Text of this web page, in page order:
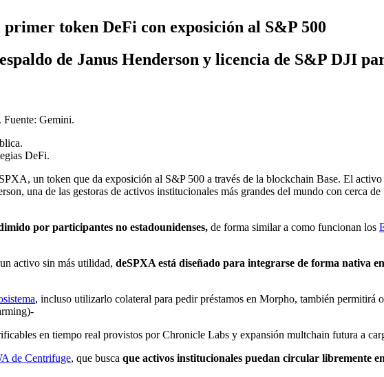
token DeFi con exposición al S&P 500
de Janus Henderson y licencia de S&P DJI
Fuente: Gemini.
DeFi.
un token que da exposición al S&P 500 a través de la blockchain Base. El
una de las gestoras de activos institucionales más grandes del mundo con cerca
por participantes no estadounidenses, de forma similar a como funcionan los
activo sin más utilidad, deSPXA está diseñado para integrarse de forma nativa
, incluso utilizarlo colateral para pedir préstamos en Morpho, también permitirá
en tiempo real provistos por Chronicle Labs y expansión multchain futura a
de Centrifuge, que busca que activos institucionales puedan circular libremente